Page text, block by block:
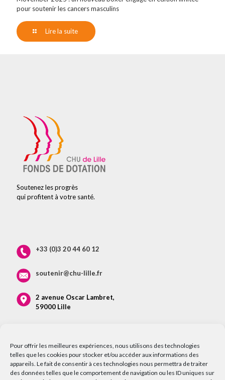
Pour offrir les meilleures expériences, nous utilisons des technologies
telles que les cookies pour stocker et/ou accéder aux informations des
appareils. Le fait de consentir à ces technologies nous permettra de traiter
des données telles que le comportement de navigation ou les ID uniques sur
pour soutenir les cancers masculins
Lire la suite
Soutenez les progrès
qui profitent à votre santé.
+33 (0)3 20 44 60 12
soutenir@chu-lille.fr
2 avenue Oscar Lambret,
59000 Lille